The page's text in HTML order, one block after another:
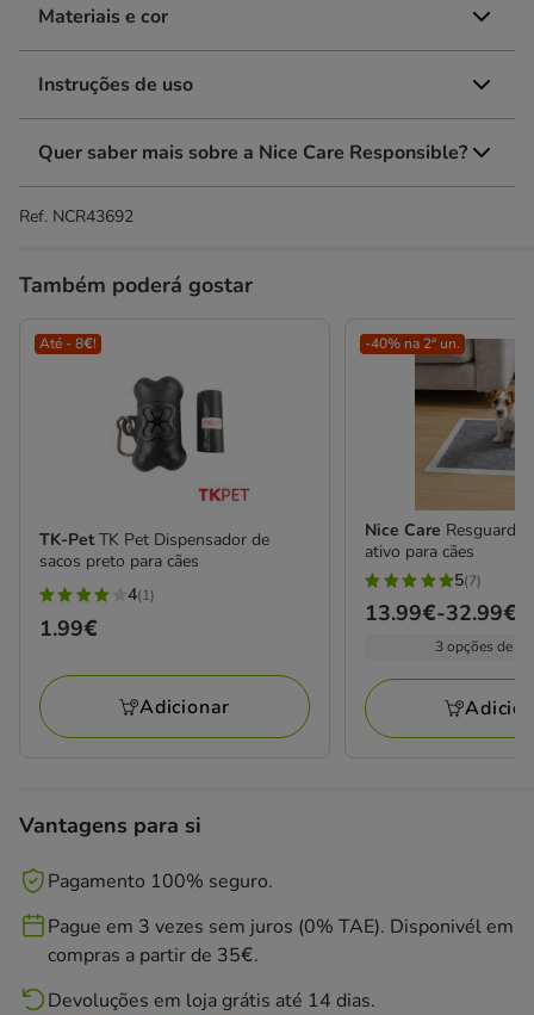
Materiais e cor
Instruções de uso
Quer saber mais sobre a Nice Care Responsible?
Ref. NCR43692
Também poderá gostar
Até - 8€!
TK-PetTK Pet Dispensador de
sacos preto para cães
4
estrelas
1
avaliações
4(1)
Preço
1.99€
Adicionar
-40% na 2ª un.
Nice Care
ativo para cães
5
estrelas
7
avaliações
5(7)
Preço
a
32.99€
13.99€-32.99€
3 opções de
Vantagens para si
Pagamento 100% seguro.
Pague em 3 vezes sem juros (0% TAE). Disponivél em
compras a partir de 35€.
Devoluções em loja grátis até 14 dias.